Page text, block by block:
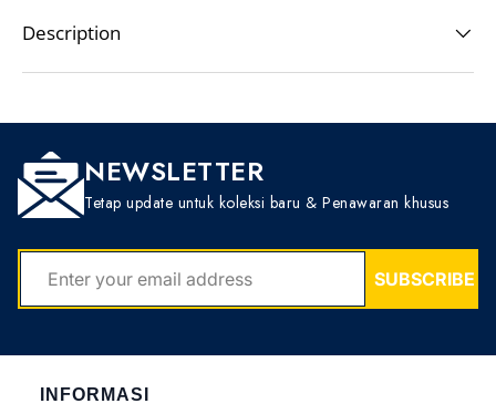
Description
NEWSLETTER
Tetap update untuk koleksi baru & Penawaran khusus
SUBSCRIBE
INFORMASI